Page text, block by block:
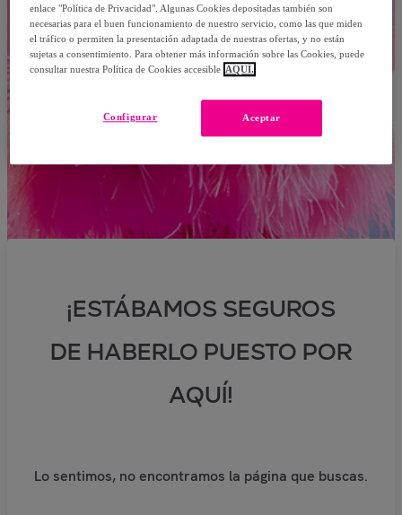
¡ESTÁBAMOS SEGUROS
DE HABERLO PUESTO POR
AQUÍ!
Lo sentimos, no encontramos la página que buscas.
enlace "Política de Privacidad". Algunas Cookies depositadas también son
necesarias para el buen funcionamiento de nuestro servicio, como las que miden
el tráfico o permiten la presentación adaptada de nuestras ofertas, y no están
sujetas a consentimiento. Para obtener más información sobre las Cookies, puede
consultar nuestra Política de Cookies accesible AQUÍ.
Aceptar
Configurar